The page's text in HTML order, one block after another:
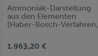
Ammoniak-Darstellung
aus den Elementen
(Haber-Bosch-Verfahren,
Phenolphthaleinlösung)
1.963,20 €